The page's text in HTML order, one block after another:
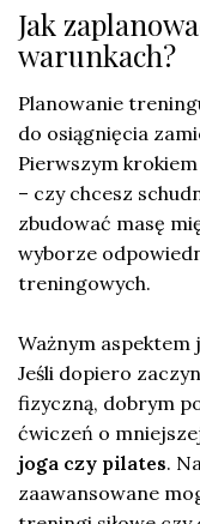
Jak
warunkach?
Planowanie
do osiągnięcia
Pierwszym
– czy chcesz
zbudować masę
wyborze
treningowych.
Ważnym aspektem
Jeśli dopiero
fizyczną, dobrym
ćwiczeń o
joga czy pilates.
zaawansowane